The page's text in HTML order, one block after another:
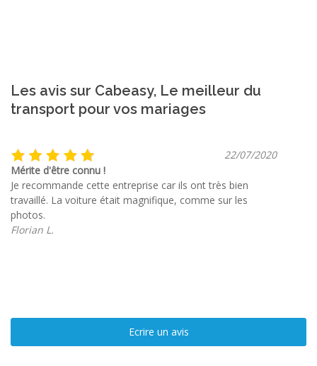
Les avis sur Cabeasy, Le meilleur du
transport pour vos mariages
22/07/2020
Mérite d'être connu !
Je recommande cette entreprise car ils ont très bien
travaillé. La voiture était magnifique, comme sur les
photos.
Florian L.
Ecrire un avis